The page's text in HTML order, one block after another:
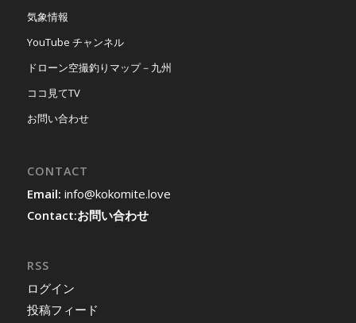
気象情報
YouTube チャンネル
ドローン空撮釣りマップ－九州
ココ見てTV
お問い合わせ
CONTACT
Email: info@kokomite.love
Contact:お問い合わせ
RSS
ログイン
投稿フィード